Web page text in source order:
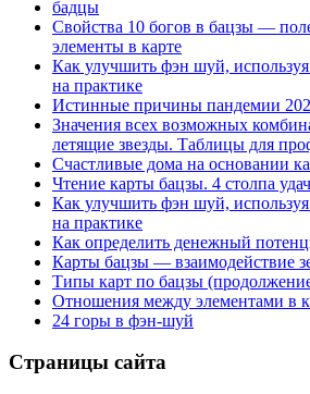
бадцы
Свойства 10 богов в бацзы —
элементы в карте
Как улучшить фэн шуй,
на практике
Истинные причины пандемии
Значения всех возможных
летящие звезды. Таблицы для
Счастливые дома на основании
Чтение карты бацзы. 4 столпа
Как улучшить фэн шуй,
на практике
Как определить денежный
Карты бацзы — взаимодействие
Типы карт по бацзы
Отношения между элементами в
24 горы в фэн-шуй
Страницы сайта